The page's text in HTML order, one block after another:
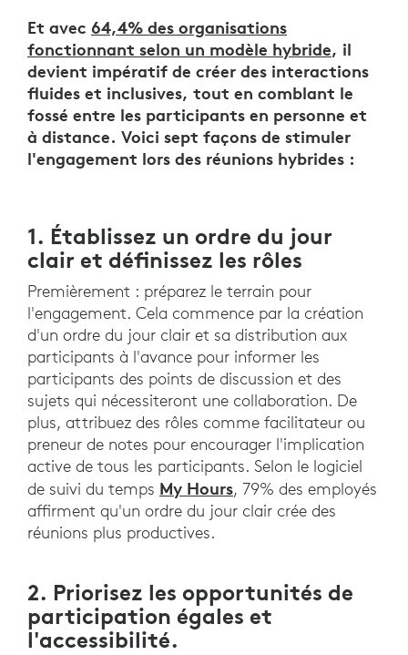
Et avec 64,4% des organisations
fonctionnant selon un modèle hybride, il
devient impératif de créer des interactions
fluides et inclusives, tout en comblant le
fossé entre les participants en personne et
à distance. Voici sept façons de stimuler
l'engagement lors des réunions hybrides :
1. Établissez un ordre du jour
clair et définissez les rôles
Premièrement : préparez le terrain pour
l'engagement. Cela commence par la création
d'un ordre du jour clair et sa distribution aux
participants à l'avance pour informer les
participants des points de discussion et des
sujets qui nécessiteront une collaboration. De
plus, attribuez des rôles comme facilitateur ou
preneur de notes pour encourager l'implication
active de tous les participants. Selon le logiciel
de suivi du temps My Hours, 79% des employés
affirment qu'un ordre du jour clair crée des
réunions plus productives.
2. Priorisez les opportunités de
participation égales et
l'accessibilité.